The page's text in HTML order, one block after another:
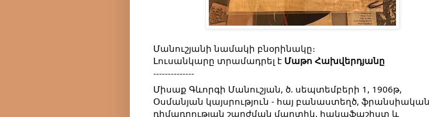
Մանուշյանի նամակի բնօրինակը։
Լուսանկարը տրամադրել է Մաթո Հախվերդյանը
--------------
Միսաք Գևորգի Մանուշյան, ծ. սեպտեմբերի 1, 1906թ,
Օսմանյան կայսրություն - հայ բանաստեղծ, ֆրանսիական
դիմադրության շարժման մարտիկ, հակաֆաշիստ և